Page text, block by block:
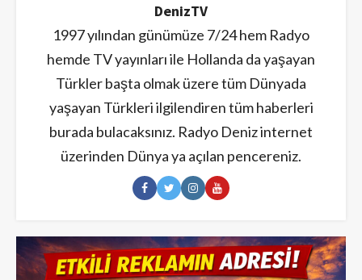
DenizTV
1997 yılından günümüze 7/24 hem Radyo
hemde TV yayınları ile Hollanda da yaşayan
Türkler başta olmak üzere tüm Dünyada
yaşayan Türkleri ilgilendiren tüm haberleri
burada bulacaksınız. Radyo Deniz internet
üzerinden Dünya ya açılan pencereniz.